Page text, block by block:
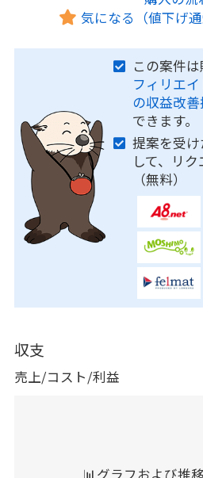
気になる（値下げ通
この案件は
フィリエ
の収益改
できます。
提案を受
して、リ
（無料）
収支
売上/コスト/利益